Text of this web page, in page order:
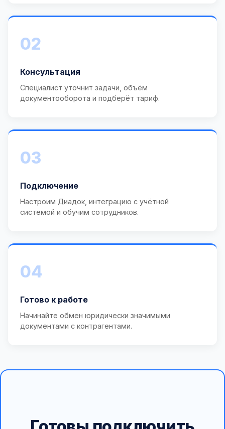
02
Консультация
Специалист уточнит задачи, объём
документооборота и подберёт тариф.
03
Подключение
Настроим Диадок, интеграцию с учётной
системой и обучим сотрудников.
04
Готово к работе
Начинайте обмен юридически значимыми
документами с контрагентами.